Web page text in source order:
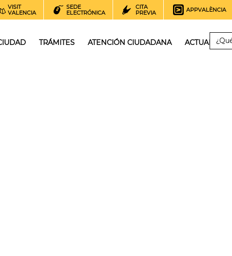
VISIT
VALENCIA
SEDE
ELECTRÓNICA
CITA
PREVIA
APPVALÈNCIA
TRÁMITES ATENCIÓN CIUDADANA ACTUALIDAD